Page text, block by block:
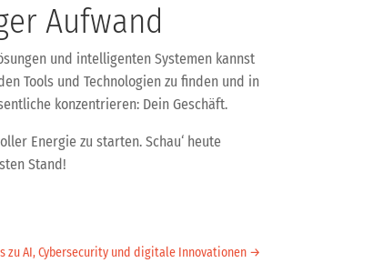
Aufwand
und intelligenten Systemen kannst
Tools und Technologien zu finden und in
konzentrieren: Dein Geschäft.
Energie zu starten. Schau‘ heute
Stand!
zu AI, Cybersecurity und digitale Innovationen→